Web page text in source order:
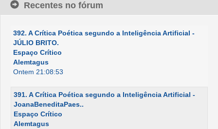
Recentes no fórum
392. A Crítica Poética segundo a Inteligência Artificial -
JÚLIO BRITO.
Espaço Crítico
Alemtagus
Ontem 21:08:53
391. A Crítica Poética segundo a Inteligência Artificial -
JoanaBeneditaPaes..
Espaço Crítico
Alemtagus